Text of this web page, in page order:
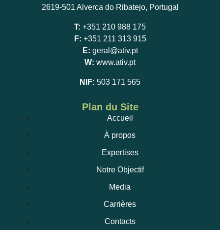
2619-501 Alverca do Ribatejo, Portugal
T: +351 210 988 175
F: +351 211 313 915
E: geral@ativ.pt
W: www.ativ.pt
NIF: 503 171 565
Plan du Site
Accueil
À propos
Expertises
Notre Objectif
Media
Carrières
Contacts